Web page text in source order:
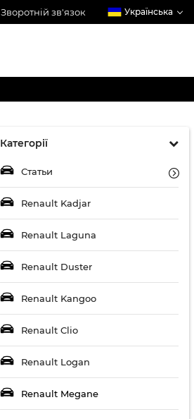
Зворотній зв'язок Українська
Категорії
Статьи
Renault Kadjar
Renault Laguna
Renault Duster
Renault Kangoo
Renault Clio
Renault Logan
Renault Megane